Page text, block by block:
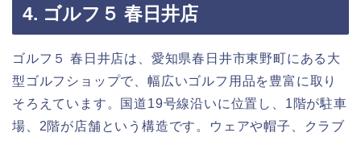
4. ゴルフ５ 春日井店
ゴルフ５ 春日井店は、愛知県春日井市東野町にある大
型ゴルフショップで、幅広いゴルフ用品を豊富に取り
そろえています。国道19号線沿いに位置し、1階が駐車
場、2階が店舗という構造です。ウェアや帽子、クラブ